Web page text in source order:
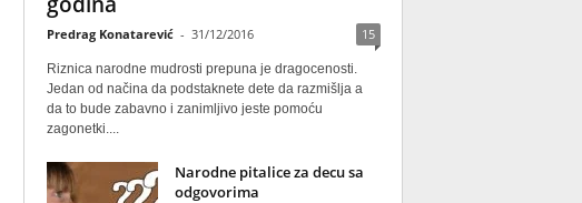
Predrag Konatarević - 31/12/2016 15
Riznica narodne mudrosti prepuna je dragocenosti.
Jedan od načina da podstaknete dete da razmišlja a
da to bude zabavno i zanimljivo jeste pomoću
zagonetki....
Narodne pitalice za decu sa
odgovorima